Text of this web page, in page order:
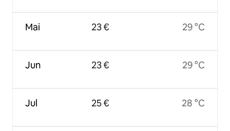
Mai
Jun
Jul
23 €
23 €
25 €
29 °C
29 °C
28 °C